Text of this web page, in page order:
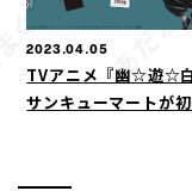
2023.04.05
TVアニメ『幽☆遊☆
サンキューマートが